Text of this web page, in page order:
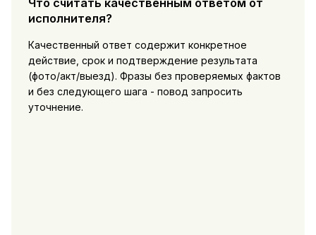
исполнителя?
Качественный ответ содержит конкретное
действие, срок и подтверждение результата
(фото/акт/выезд). Фразы без проверяемых фактов
и без следующего шага - повод запросить
уточнение.